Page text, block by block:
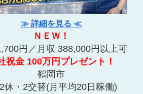
≫ 詳細を見る ≪
ＮＥＷ！
円／月収 388,000円以上可
祝金 100万円プレゼント！
鶴岡市
休・2交替(月平均20日稼働)